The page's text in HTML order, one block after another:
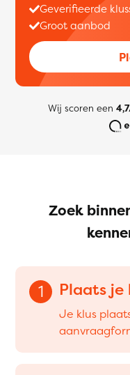
Geverifieerde
Groot aanbod
Wij scoren een
Zoek
1 Plaats je
Je klus